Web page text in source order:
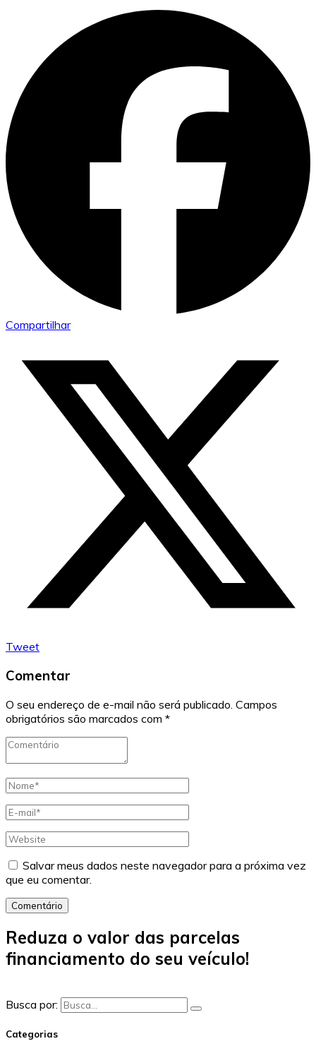
Compartilhar
Tweet
Comentar
O seu endereço de e-mail não será publicado. Campos
obrigatórios são marcados com *
Salvar meus dados neste navegador para a próxima vez
que eu comentar.
Comentário
Reduza o valor das parcelas
financiamento do seu veículo!
Busca por:
Categorias